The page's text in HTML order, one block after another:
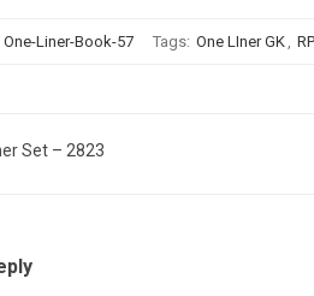
One-Liner-Book-57 Tags: One LIner GK,
Set – 2823